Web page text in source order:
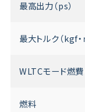
最高出力（ps）
最大トルク（kgf・
WLTCモード燃費
燃料